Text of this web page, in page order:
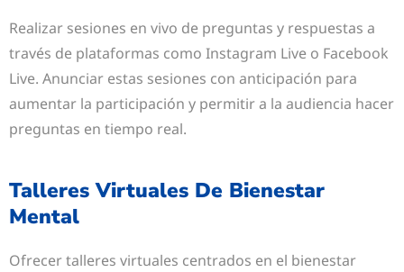
Realizar sesiones en vivo de preguntas y respuestas a
través de plataformas como Instagram Live o Facebook
Live. Anunciar estas sesiones con anticipación para
aumentar la participación y permitir a la audiencia hacer
preguntas en tiempo real.
Talleres Virtuales De Bienestar
Mental
Ofrecer talleres virtuales centrados en el bienestar